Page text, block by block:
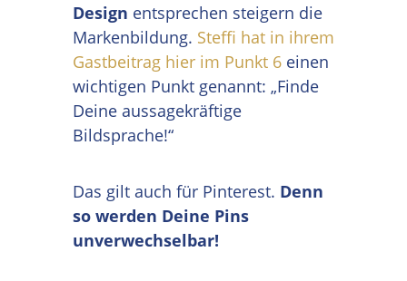
Design entsprechen steigern die
Markenbildung. Steffi hat in ihrem
Gastbeitrag hier im Punkt 6 einen
wichtigen Punkt genannt: „Finde
Deine aussagekräftige
Bildsprache!“
Das gilt auch für Pinterest. Denn
so werden Deine Pins
unverwechselbar!